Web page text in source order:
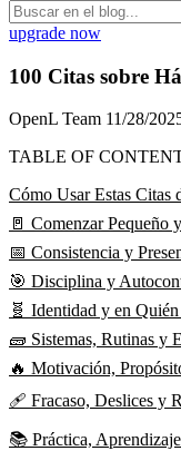
upgrade now
100 Citas sobre
OpenL Team 11/28/
TABLE OF
Cómo Usar Estas Citas
🚪 Comenzar Pequeño
📅 Consistencia y
🎯 Disciplina y
🧬 Identidad y en
🧱 Sistemas, Rutinas y
🔥 Motivación,
🩹 Fracaso, Deslices y
📚 Práctica,